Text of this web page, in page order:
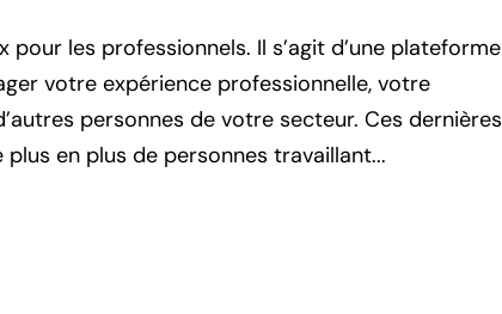
pour les professionnels. Il s’agit d’une plateforme
votre expérience professionnelle, votre
personnes de votre secteur. Ces dernières
en plus de personnes travaillant...